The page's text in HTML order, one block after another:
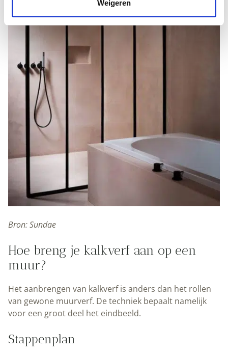
Weigeren
Bron: Sundae
Hoe breng je kalkverf aan op een
muur?
Het aanbrengen van kalkverf is anders dan het rollen
van gewone muurverf. De techniek bepaalt namelijk
voor een groot deel het eindbeeld.
Stappenplan